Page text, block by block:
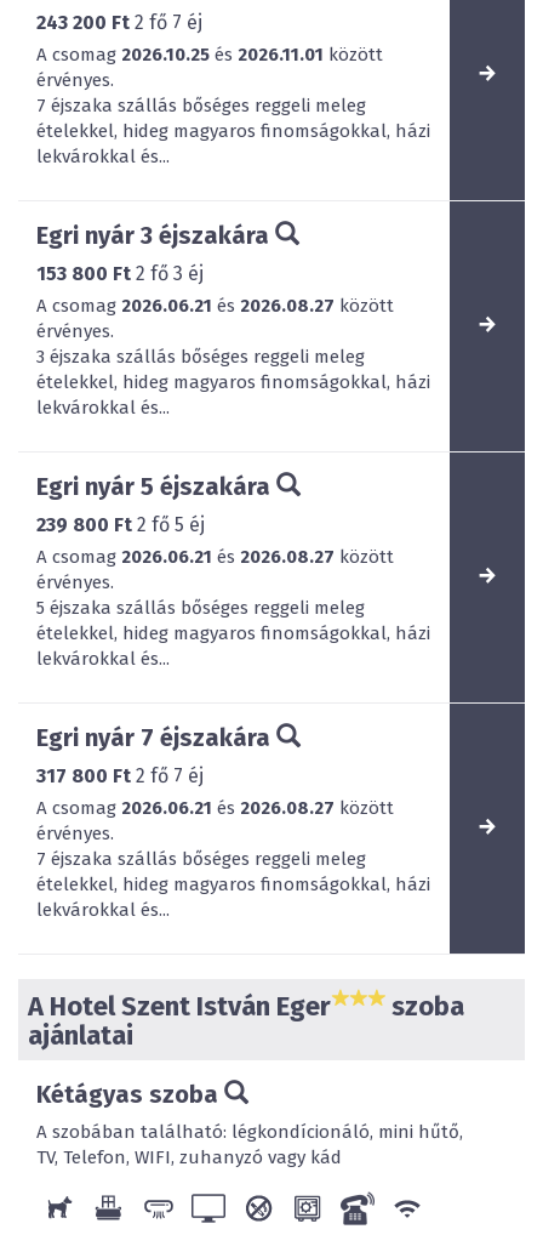
243 200 Ft 2 fő 7 éj
A csomag 2026.10.25 és 2026.11.01 között
érvényes.
7 éjszaka szállás bőséges reggeli meleg
ételekkel, hideg magyaros finomságokkal, házi
lekvárokkal és...
Egri nyár 3 éjszakára
153 800 Ft 2 fő 3 éj
A csomag 2026.06.21 és 2026.08.27 között
érvényes.
3 éjszaka szállás bőséges reggeli meleg
ételekkel, hideg magyaros finomságokkal, házi
lekvárokkal és...
Egri nyár 5 éjszakára
239 800 Ft 2 fő 5 éj
A csomag 2026.06.21 és 2026.08.27 között
érvényes.
5 éjszaka szállás bőséges reggeli meleg
ételekkel, hideg magyaros finomságokkal, házi
lekvárokkal és...
Egri nyár 7 éjszakára
317 800 Ft 2 fő 7 éj
A csomag 2026.06.21 és 2026.08.27 között
érvényes.
7 éjszaka szállás bőséges reggeli meleg
ételekkel, hideg magyaros finomságokkal, házi
lekvárokkal és...
A Hotel Szent István Eger
szoba
ajánlatai
Kétágyas szoba
A szobában található: légkondícionáló, mini hűtő,
TV, Telefon, WIFI, zuhanyzó vagy kád